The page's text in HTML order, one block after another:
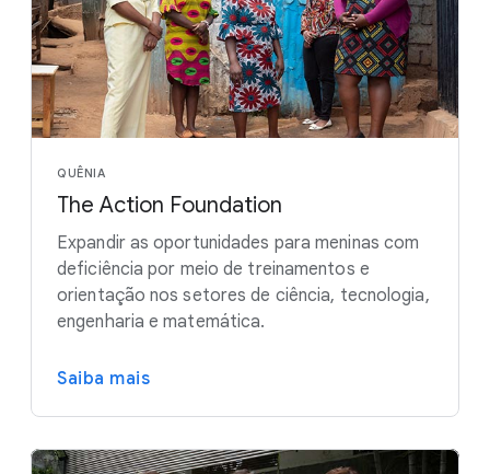
QUÊNIA
The Action Foundation
Expandir as oportunidades para meninas com
deficiência por meio de treinamentos e
orientação nos setores de ciência, tecnologia,
engenharia e matemática.
Saiba mais